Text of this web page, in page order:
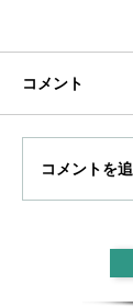
コメント
コメントを